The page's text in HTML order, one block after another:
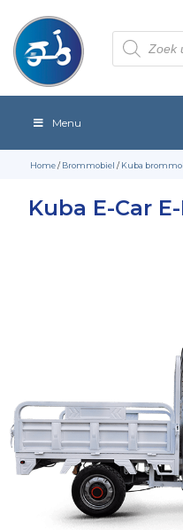
Producten
zoeken
Menu
Home/Brommobiel /Kuba
Kuba E-Car